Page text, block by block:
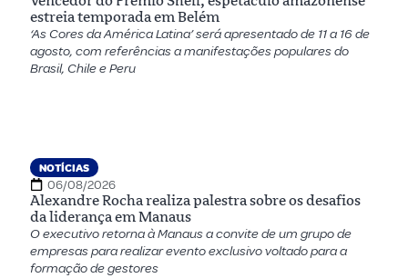
estreia temporada em Belém
‘As Cores da América Latina’ será apresentado de 11 a 16 de
agosto, com referências a manifestações populares do
Brasil, Chile e Peru
NOTÍCIAS
06/08/2026
Alexandre Rocha realiza palestra sobre os desafios
da liderança em Manaus
O executivo retorna à Manaus a convite de um grupo de
empresas para realizar evento exclusivo voltado para a
formação de gestores